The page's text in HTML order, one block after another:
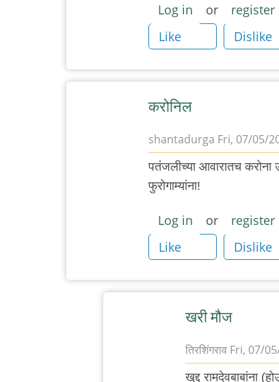
Log in or register
Like
Dislike
करोनिल
shantadurga Fri, 07/05/
पतंजलीच्या आवारातच करोना
फुरोगाम्यांना!
Log in or register
Like
Dislike
खरी मौज
तिरशिंगराव Fri, 07/
खुद्द रामदेवबाबांना